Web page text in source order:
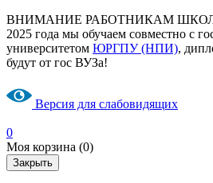
ВНИМАНИЕ РАБОТНИКАМ ШКОЛ И
2025 года мы обучаем совместно с
университетом ЮРГПУ (НПИ),
будут от гос ВУЗа!
Версия для слабовидящих
0
Моя корзина (0)
Закрыть